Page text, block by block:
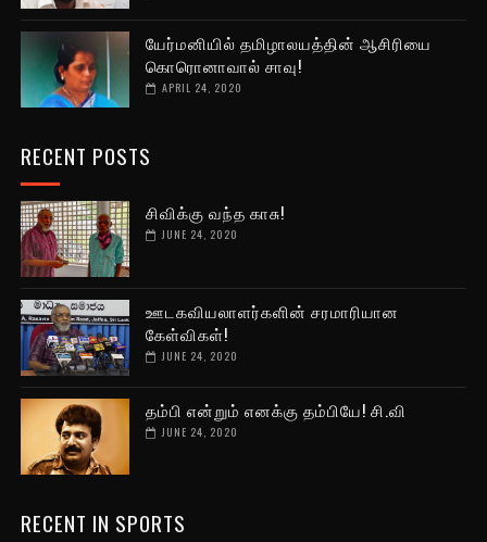
யேர்மனியில் தமிழாலயத்தின் ஆசிரியை
கொரொனாவால் சாவு!
APRIL 24, 2020
RECENT POSTS
சிவிக்கு வந்த காசு!
JUNE 24, 2020
ஊடகவியலாளர்களின் சரமாரியான
கேள்விகள்!
JUNE 24, 2020
தம்பி என்றும் எனக்கு தம்பியே! சி.வி
JUNE 24, 2020
RECENT IN SPORTS